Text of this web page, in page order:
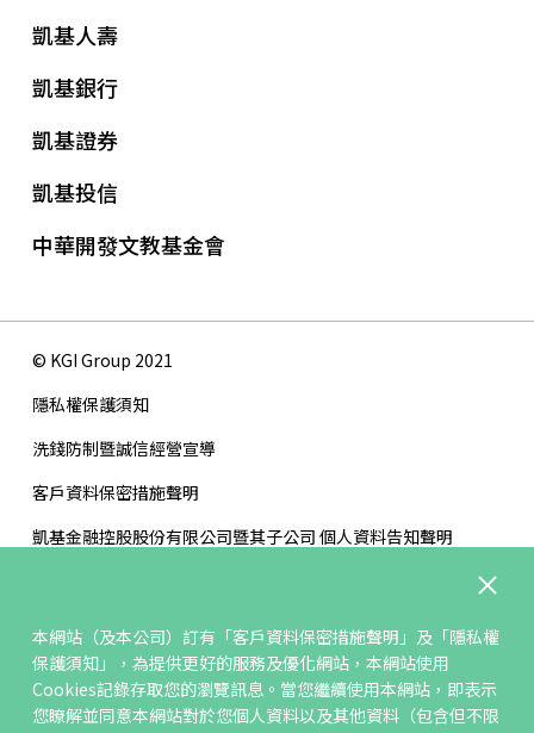
本網站（及本公司）訂有「客戶資料保密措施聲明」及「隱私權
保護須知」，為提供更好的服務及優化網站，本網站使用
Cookies記錄存取您的瀏覽訊息。當您繼續使用本網站，即表示
您瞭解並同意本網站對於您個人資料以及其他資料（包含但不限
凱基人壽
凱基銀行
凱基證券
凱基投信
中華開發文教基金會
© KGI Group 2021
隱私權保護須知
洗錢防制暨誠信經營宣導
客戶資料保密措施聲明
凱基金融控股股份有限公司暨其子公司 個人資料告知聲明
網站地圖
聯絡我們
檢舉管道